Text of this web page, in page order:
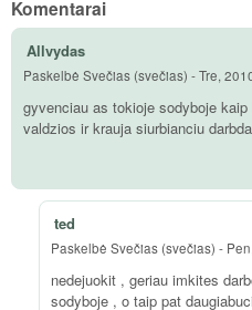
Komentarai
Allvydas
Paskelbė Svečias (svečias) -Tre,
gyvenciau as tokioje sodyboje
valdzios ir krauja siurbianciu
ted
Paskelbė Svečias (svečias) -
nedejuokit , geriau imkites
sodyboje , o taip pat